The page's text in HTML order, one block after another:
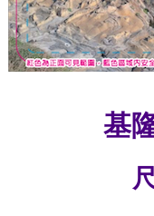
基